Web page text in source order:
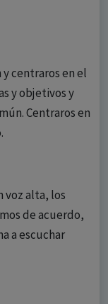
centraros en el
y objetivos y
Centraros en
voz alta, los
de acuerdo,
a escuchar